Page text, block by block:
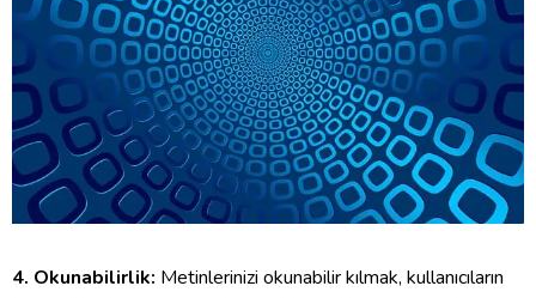
4. Okunabilirlik: Metinlerinizi okunabilir kılmak, kullanıcıların